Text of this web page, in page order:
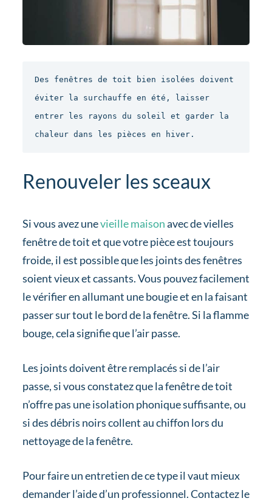
Des fenêtres de toit bien isolées doivent
éviter la surchauffe en été, laisser
entrer les rayons du soleil et garder la
chaleur dans les pièces en hiver.
Renouveler les sceaux
Si vous avez unevieille maisonavec de vielles
fenêtre de toit et que votre pièce est toujours
froide, il est possible que les joints des fenêtres
soient vieux et cassants. Vous pouvez facilement
le vérifier en allumant une bougie et en la faisant
passer sur tout le bord de la fenêtre. Si la flamme
bouge, cela signifie que l’air passe.
Les joints doivent être remplacés si de l’air
passe, si vous constatez que la fenêtre de toit
n’offre pas une isolation phonique suffisante, ou
si des débris noirs collent au chiffon lors du
nettoyage de la fenêtre.
Pour faire un entretien de ce type il vaut mieux
demander l’aide d’un professionnel. Contactez le